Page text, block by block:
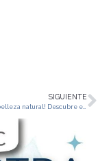
SIGUIENTE
¡Renueva tu belleza natural! Descubre el secreto del rejuvenecimiento facial con nuestro tratamiento de ácido hialurónico